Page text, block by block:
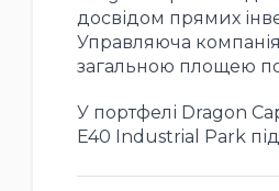
досвідом прямих
Управляюча
загальною площею
У портфелі Dragon
E40 Industrial Park